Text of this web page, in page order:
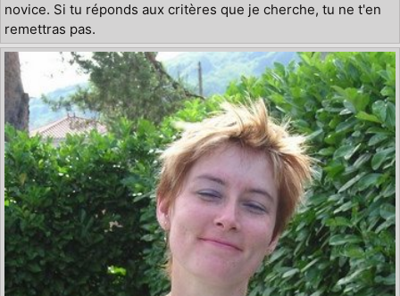
novice. Si tu réponds aux critères que je cherche, tu ne t'en
remettras pas.